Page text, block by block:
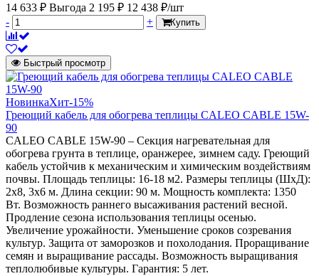
14 633 ₽ Выгода 2 195 ₽ 12 438 ₽/шт
-
+ Купить
Быстрый просмотр
НовинкаХит-15%
Греющий кабель для обогрева теплицы CALEO CABLE 15W-
90
CALEO CABLE 15W-90 – Секция нагревательная для
обогрева грунта в теплице, оранжерее, зимнем саду. Греющий
кабель устойчив к механическим и химическим воздействиям
почвы. Площадь теплицы: 16-18 м2. Размеры теплицы (ШхД):
2х8, 3х6 м. Длина секции: 90 м. Мощность комплекта: 1350
Вт. Возможность раннего высаживания растений весной.
Продление сезона использования теплицы осенью.
Увеличение урожайности. Уменьшение сроков созревания
культур. Защита от заморозков и похолодания. Проращивание
семян и выращивание рассады. Возможность выращивания
теплолюбивые культуры. Гарантия: 5 лет.